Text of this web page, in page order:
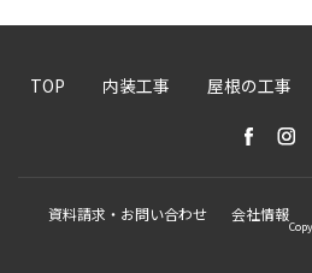
TOP 内装工事 屋根の工事
資料請求・お問い合わせ 会社情報